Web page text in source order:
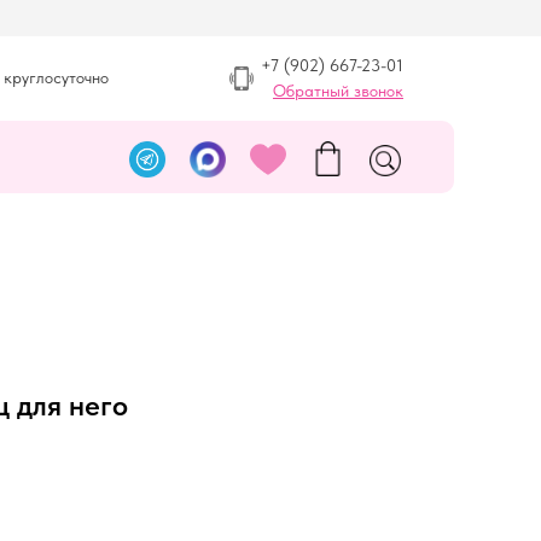
+7 (902) 667-23-01
Обратный звонок
для него